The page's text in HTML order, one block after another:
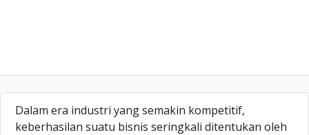
Dalam era industri yang semakin kompetitif,
keberhasilan suatu bisnis seringkali ditentukan oleh